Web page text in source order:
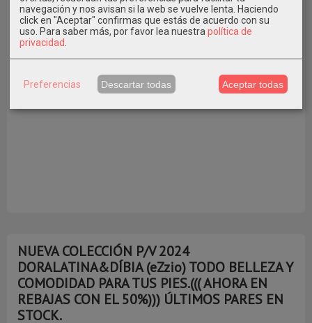
ÚLTIMO NÚMERO 37
NUEVA COLECCIÓN P/V 2024
DORALATINA&DÍBIA (eZzio) TODO BELLEZA Y
COMODIDAD PARA TUS PIES.((( AHORA EN
REBAJAS CON EL 50%))) ÚLTIMOS PARES EN
STOCK.
navegación y nos avisan si la web se vuelve lenta. Haciendo
click en "Aceptar" confirmas que estás de acuerdo con su
uso. Para saber más, por favor lea nuestra política de
privacidad
Preferencias Descartar todas Aceptar todas